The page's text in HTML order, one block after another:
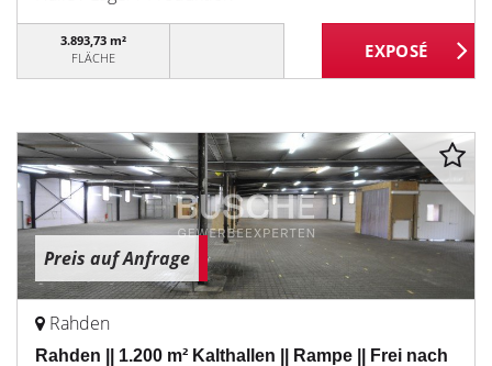
3.893,73 m²
FLÄCHE
Preis auf Anfrage
Rahden
Rahden || 1.200 m² Kalthallen || Rampe || Frei nach